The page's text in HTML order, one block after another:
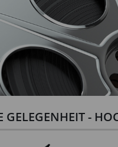
GELEGENHEIT -